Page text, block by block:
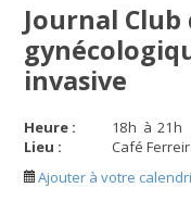
Journal
invasive
Heure : 18h à 21h
Lieu :
Café
Ajouter à votre